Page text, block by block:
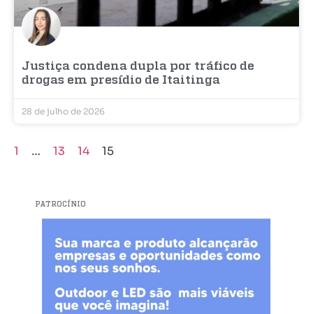
Justiça condena dupla por tráfico de
drogas em presídio de Itaitinga
28 de julho de 2026
1 … 13 14 15
PATROCÍNIO